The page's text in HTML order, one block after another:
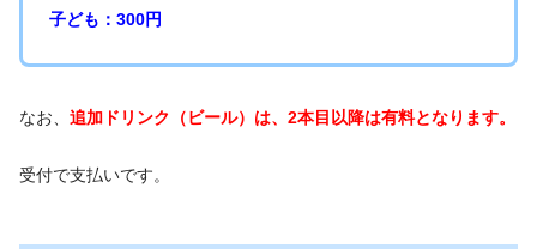
子ども：300円
なお、 追加ドリンク（ビール）は、2本目以降は有料となります。
受付で支払いです。